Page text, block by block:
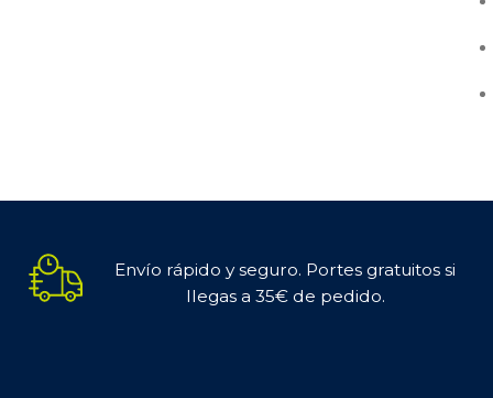
Envío rápido y seguro. Portes gratuitos si
llegas a 35€ de pedido.